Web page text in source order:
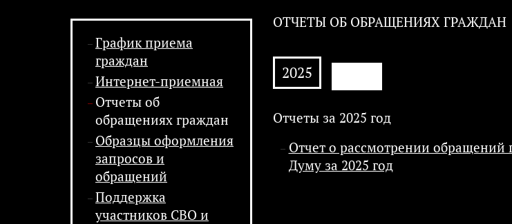
График приема
граждан
Интернет-приемная
Отчеты об
обращениях граждан
Образцы оформления
запросов и
обращений
Поддержка
участников СВО и
ОТЧЕТЫ ОБ ОБРАЩЕНИЯХ ГРАЖДАН
2025
Отчеты за 2025 год
Отчет о рассмотрении обращений
Думу за 2025 год